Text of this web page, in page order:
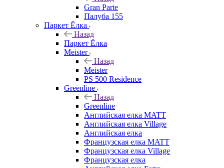
Gran Parte
Палуба 155
Паркет Ёлка
Назад
Паркет Ёлка
Meister
Назад
Meister
PS 500 Residence
Greenline
Назад
Greenline
Английская елка MATT
Английская елка Village
Английская елка
Французская елка MATT
Французская елка Village
Французская елка